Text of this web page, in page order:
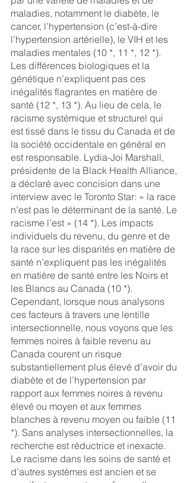
maladies, notamment le diabète, le
cancer, l’hypertension (c’est-à-dire
l’hypertension artérielle), le VIH et les
maladies mentales (10 *, 11 *, 12 *).
Les différences biologiques et la
génétique n’expliquent pas ces
inégalités flagrantes en matière de
santé (12 *, 13 *). Au lieu de cela, le
racisme systémique et structurel qui
est tissé dans le tissu du Canada et de
la société occidentale en général en
est responsable. Lydia-Joi Marshall,
présidente de la Black Health Alliance,
a déclaré avec concision dans une
interview avec le Toronto Star: « la race
n’est pas le déterminant de la santé. Le
racisme l’est » (14 *). Les impacts
individuels du revenu, du genre et de
la race sur les disparités en matière de
santé n’expliquent pas les inégalités
en matière de santé entre les Noirs et
les Blancs au Canada (10 *).
Cependant, lorsque nous analysons
ces facteurs à travers une lentille
intersectionnelle, nous voyons que les
femmes noires à faible revenu au
Canada courent un risque
substantiellement plus élevé d’avoir du
diabète et de l’hypertension par
rapport aux femmes noires à revenu
élevé ou moyen et aux femmes
blanches à revenu moyen ou faible (11
*). Sans analyses intersectionnelles, la
recherche est réductrice et inexacte.
Le racisme dans les soins de santé et
d’autres systèmes est ancien et se